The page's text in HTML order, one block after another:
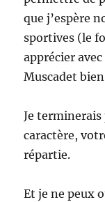
que j’espère
sportives (le
apprécier
Muscadet
Je
caractère,
répartie.
Et je ne peux